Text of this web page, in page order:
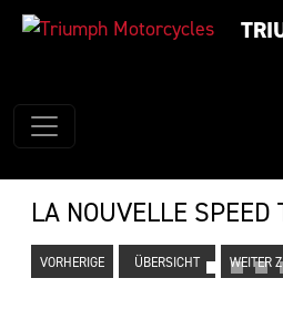
LA NOUVELLE SPEED
VORHERIGE ÜBERSICHT WEITER